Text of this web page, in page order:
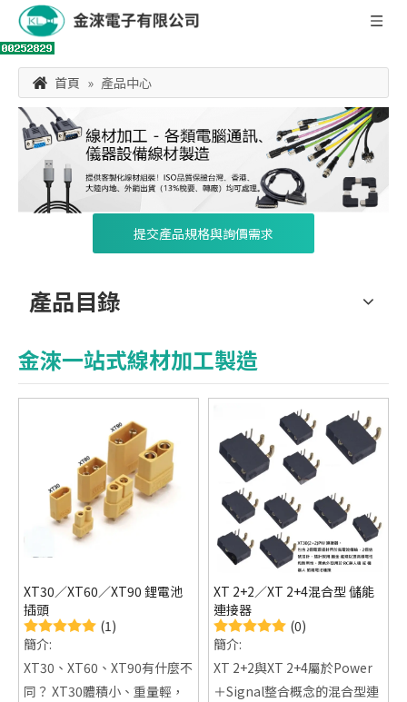
首頁 » 產品中心
提交產品規格與詢價需求
產品目錄
金淶一站式線材加工製造
XT30／XT60／XT90 鋰電池
插頭
(1)
簡介:
XT30、XT60、XT90有什麼不
同？ XT30體積小、重量輕，
​XT 2+2／XT 2+4混合型 儲能
連接器
(0)
簡介:
XT 2+2與XT 2+4屬於Power
＋Signal整合概念的混合型連